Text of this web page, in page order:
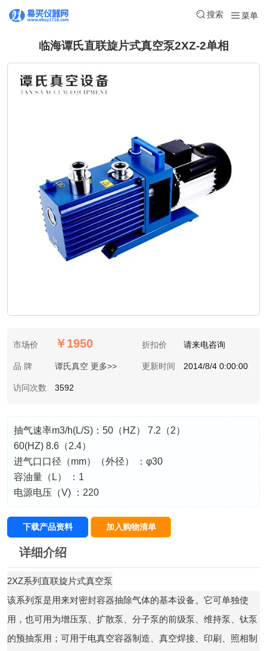
搜索 菜单
临海谭氏直联旋片式真空泵2XZ-2单相
市场价 ￥1950 折扣价 请来电咨询
品 牌 谭氏真空 更多>> 更新时间 2014/8/4 0:00:00
访问次数 3592
抽气速率m3/h(L/S)：50（HZ） 7.2（2）
60(HZ) 8.6（2.4）
进气口口径（mm）（外径） ：φ30
容油量（L） ：1
电源电压（V) ：220
下载产品资料 加入购物清单
详细介绍
2XZ系列直联旋片式真空泵
该系列泵是用来对密封容器抽除气体的基本设备。它可单独使
用，也可用为增压泵、扩散泵、分子泵的前级泵、维持泵、钛泵
的预抽泵用；可用于电真空容器制造、真空焊接、印刷、照相制